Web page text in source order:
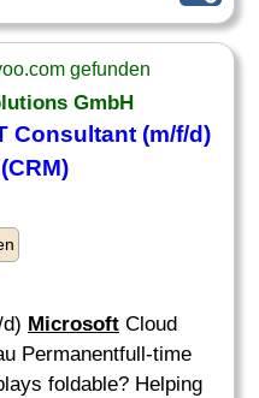
gefunden
GmbH
Consultant (m/f/d)
Microsoft Cloud
Permanentfull-time
foldable? Helping